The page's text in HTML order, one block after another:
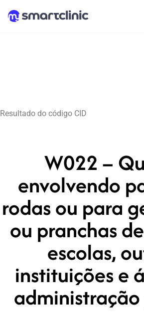
Resultado do código CID
W022 –
envolvendo
rodas ou para
ou pranchas
escolas,
instituições e